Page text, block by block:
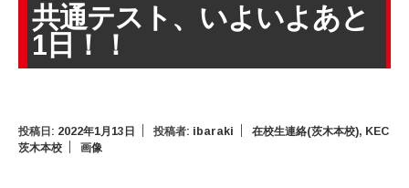
共通テスト、いよいよあと
1日！！
投稿日: 2022年1月13日 投稿者: ibaraki 在校生連絡(茨木本校), KEC
茨木本校
画像